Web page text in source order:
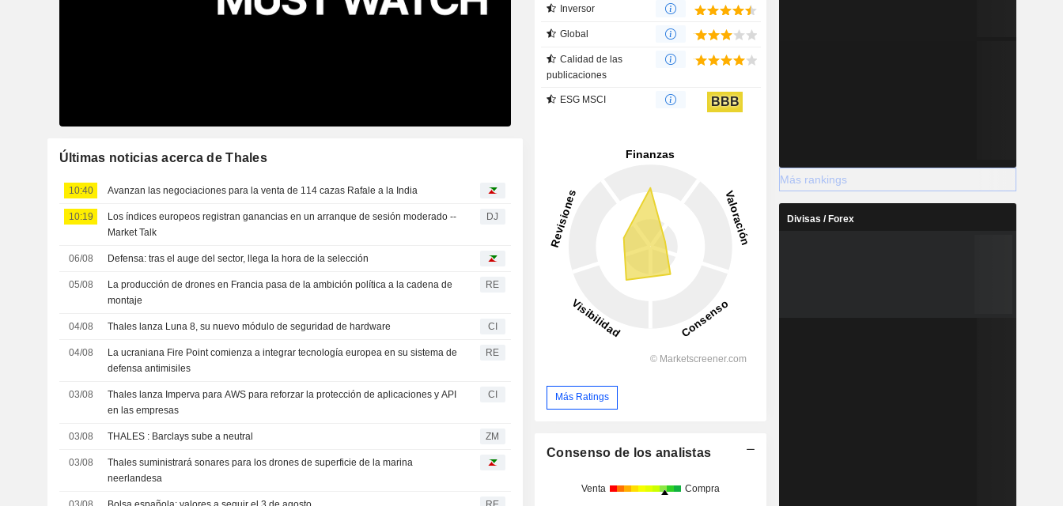
Últimas noticias acerca de Thales
10:40 Avanzan las negociaciones para la venta de 114 cazas Rafale a la India
10:19
Los índices europeos registran ganancias en un arranque de sesión moderado --
Market Talk
DJ
06/08 Defensa: tras el auge del sector, llega la hora de la selección
05/08
La producción de drones en Francia pasa de la ambición política a la cadena de
montaje
RE
04/08 Thales lanza Luna 8, su nuevo módulo de seguridad de hardware CI
04/08
La ucraniana Fire Point comienza a integrar tecnología europea en su sistema de
defensa antimisiles
RE
03/08
Thales lanza Imperva para AWS para reforzar la protección de aplicaciones y API
en las empresas
CI
03/08 THALES : Barclays sube a neutral ZM
03/08
Thales suministrará sonares para los drones de superficie de la marina
neerlandesa
Inversor
Global
Calidad de las
publicaciones
ESG MSCI BBB
Más Ratings
Consenso de los analistas
Venta Compra
Más rankings
Divisas / Forex